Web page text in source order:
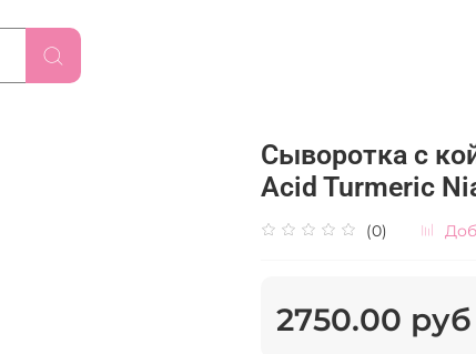
Сыворотка с
Acid Turmeric
(0)
2750.00 руб